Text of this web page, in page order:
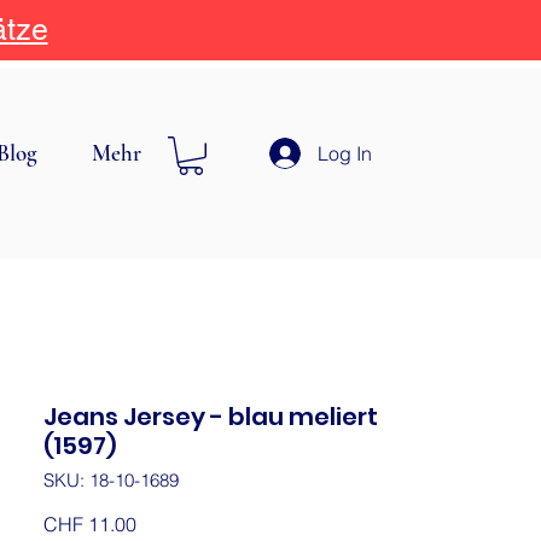
Mehr Log In
Jeans Jersey - blau meliert
(1597)
SKU: 18-10-1689
CHF 11.00Price